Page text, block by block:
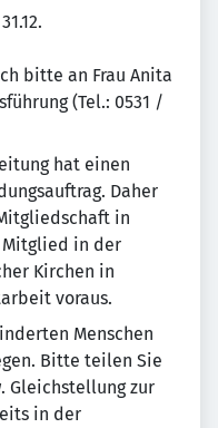
bitte an Frau Anita
(Tel.: 0531 /
hat einen
Daher
in
in der
Kirchen in
voraus.
Menschen
Bitte teilen Sie
Gleichstellung zur
in der